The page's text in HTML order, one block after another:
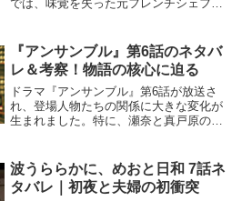
では、味覚を失った元フレンチシェフ・
描かれました。一度は料理から離れた翔
太が、“料理を必...
『アンサンブル』第6話のネタバ
レ＆考察！物語の核心に迫る
ドラマ『アンサンブル』第6話が放送さ
れ、登場人物たちの関係に大きな変化が
生まれました。特に、瀬奈と真戸原の恋
記事では、第6話のあらすじを整理しつ
つ、登場人物たちの心理や...
波うららかに、めおと日和 7話ネ
タバレ｜初夜と夫婦の初衝突